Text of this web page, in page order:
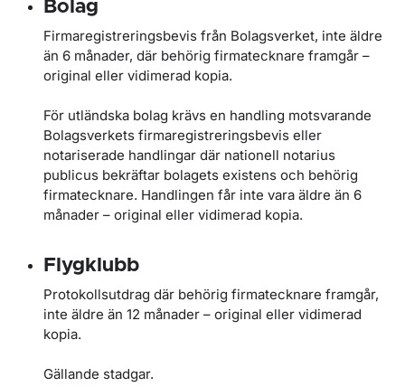
Bolag
Firmaregistreringsbevis från Bolagsverket, inte äldre
än 6 månader, där behörig firmatecknare framgår –
original eller vidimerad kopia.
För utländska bolag krävs en handling motsvarande
Bolagsverkets firmaregistreringsbevis eller
notariserade handlingar där nationell notarius
publicus bekräftar bolagets existens och behörig
firmatecknare. Handlingen får inte vara äldre än 6
månader – original eller vidimerad kopia.
Flygklubb
Protokollsutdrag där behörig firmatecknare framgår,
inte äldre än 12 månader – original eller vidimerad
kopia.
Gällande stadgar.